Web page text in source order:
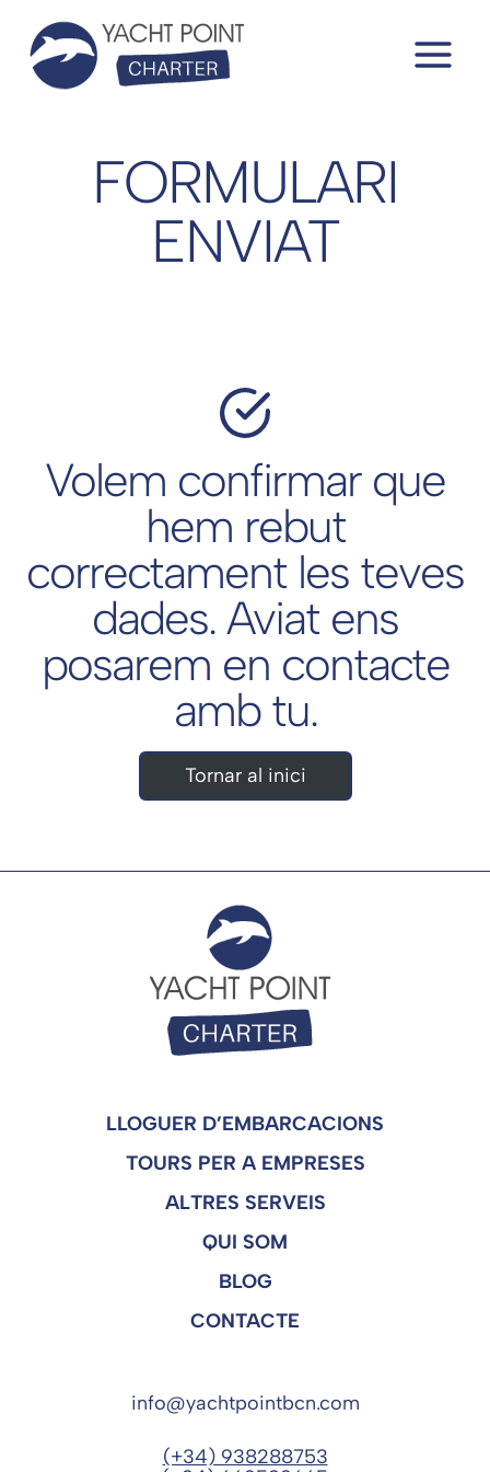
contingut
FORMULARI
ENVIAT
Volem confirmar que
hem rebut
correctament les teves
dades. Aviat ens
posarem en contacte
amb tu.
Tornar al inici
LLOGUER D’EMBARCACIONS
TOURS PER A EMPRESES
ALTRES SERVEIS
QUI SOM
BLOG
CONTACTE
info@yachtpointbcn.com
(+34) 938288753